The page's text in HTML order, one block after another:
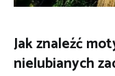
Jak znaleźć
nielubianych